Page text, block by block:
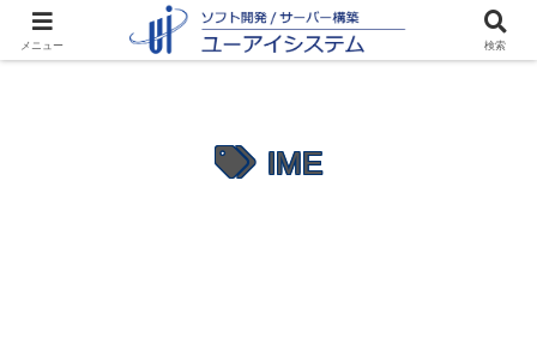
IME
メニュー 検索